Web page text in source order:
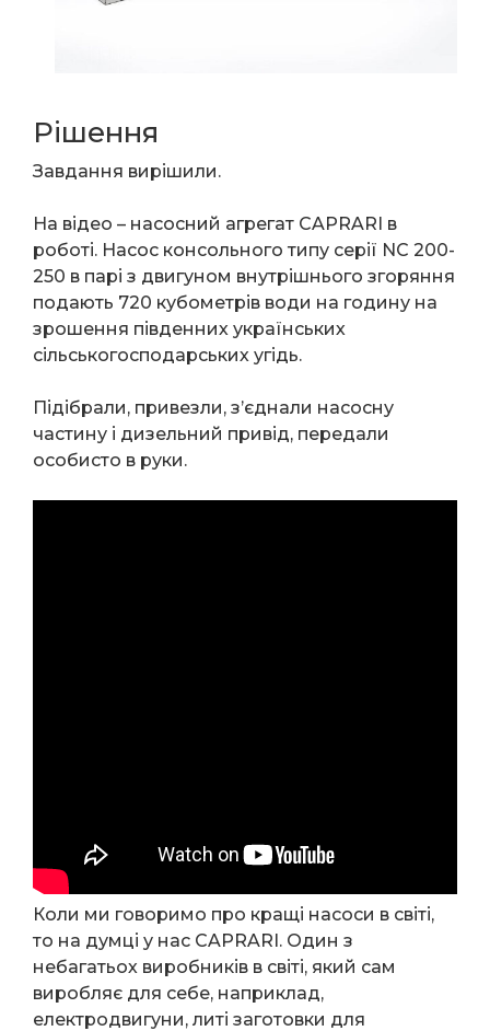
Рішення
Завдання вирішили.
На відео – насосний агрегат CAPRARI в
роботі. Насос консольного типу серії NC 200-
250 в парі з двигуном внутрішнього згоряння
подають 720 кубометрів води на годину на
зрошення південних українських
сільськогосподарських угідь.
Підібрали, привезли, з’єднали насосну
частину і дизельний привід, передали
особисто в руки.
Коли ми говоримо про кращі насоси в світі,
то на думці у нас CAPRARI. Один з
небагатьох виробників в світі, який сам
виробляє для себе, наприклад,
електродвигуни, литі заготовки для